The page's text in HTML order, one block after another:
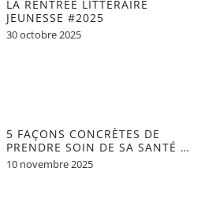
LA RENTRÉE LITTÉRAIRE
JEUNESSE #2025
30 octobre 2025
5 FAÇONS CONCRÈTES DE
PRENDRE SOIN DE SA SANTÉ …
10 novembre 2025